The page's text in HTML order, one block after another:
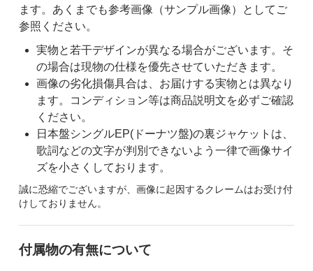
ます。あくまでも参考画像（サンプル画像）としてご
参照ください。
実物と若干デザインが異なる場合がございます。そ
の場合は現物の仕様を優先させていただきます。
画像の劣化損傷具合は、お届けする実物とは異なり
ます。コンディション等は商品説明文を必ずご確認
ください。
日本盤シングルEP(ドーナツ盤)の裏ジャケットは、
歌詞などの文字が判別できないよう一律で画像サイ
ズを小さくしております。
誠に恐縮でございますが、画像に起因するクレームはお受け付
けしておりません。
付属物の有無について